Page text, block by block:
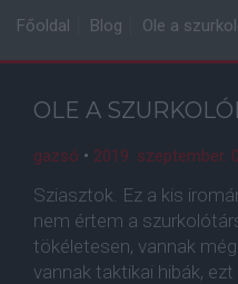
Főoldal Blog Ole a
OLE A
gazsó • 2019. szeptember.
Sziasztok. Ez a kis
nem értem a
tökéletesen, vannak
vannak taktikai hibák,